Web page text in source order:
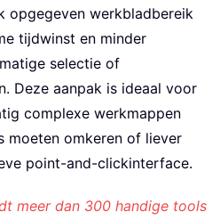
opgegeven werkbladbereik
tijdwinst en minder
selectie of
Deze aanpak is ideaal voor
complexe werkmappen
moeten omkeren of liever
point-and-clickinterface.
meer dan 300 handige tools